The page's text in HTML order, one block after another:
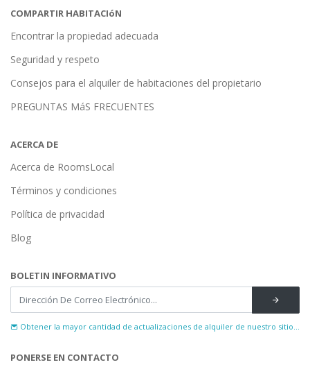
COMPARTIR HABITACIóN
Encontrar la propiedad adecuada
Seguridad y respeto
Consejos para el alquiler de habitaciones del propietario
PREGUNTAS MáS FRECUENTES
ACERCA DE
Acerca de RoomsLocal
Términos y condiciones
Política de privacidad
Blog
BOLETIN INFORMATIVO
Obtener la mayor cantidad de actualizaciones de alquiler de nuestro sitio...
PONERSE EN CONTACTO